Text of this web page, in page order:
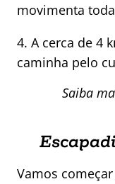
movimenta
4. A cerca de 4
caminha pelo
Saiba
Vamos